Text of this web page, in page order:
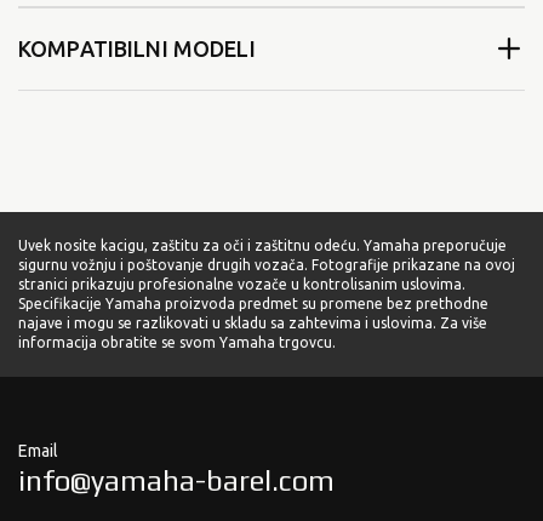
KOMPATIBILNI MODELI
Uvek nosite kacigu, zaštitu za oči i zaštitnu odeću. Yamaha preporučuje
sigurnu vožnju i poštovanje drugih vozača. Fotografije prikazane na ovoj
stranici prikazuju profesionalne vozače u kontrolisanim uslovima.
Specifikacije Yamaha proizvoda predmet su promene bez prethodne
najave i mogu se razlikovati u skladu sa zahtevima i uslovima. Za više
informacija obratite se svom Yamaha trgovcu.
Email
info@yamaha-barel.com